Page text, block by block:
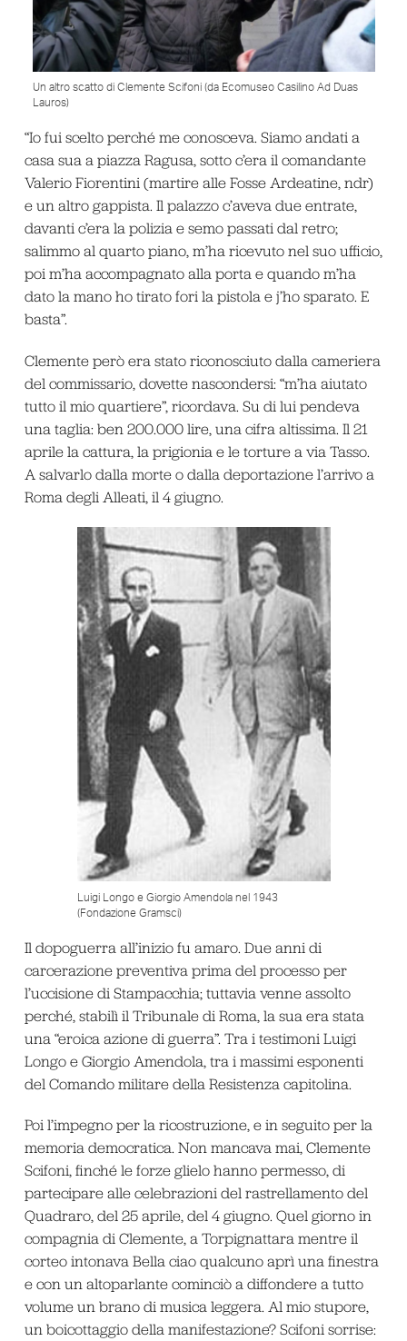
Un altro scatto di Clemente Scifoni (da Ecomuseo Casilino Ad Duas
Lauros)
“Io fui scelto perché me conosceva. Siamo andati a
casa sua a piazza Ragusa, sotto c’era il comandante
Valerio Fiorentini (martire alle Fosse Ardeatine, ndr)
e un altro gappista. Il palazzo c’aveva due entrate,
davanti c’era la polizia e semo passati dal retro;
salimmo al quarto piano, m’ha ricevuto nel suo ufficio,
poi m’ha accompagnato alla porta e quando m’ha
dato la mano ho tirato fori la pistola e j’ho sparato. E
basta”.
Clemente però era stato riconosciuto dalla cameriera
del commissario, dovette nascondersi: “m’ha aiutato
tutto il mio quartiere”, ricordava. Su di lui pendeva
una taglia: ben 200.000 lire, una cifra altissima. Il 21
aprile la cattura, la prigionia e le torture a via Tasso.
A salvarlo dalla morte o dalla deportazione l’arrivo a
Roma degli Alleati, il 4 giugno.
Luigi Longo e Giorgio Amendola nel 1943
(Fondazione Gramsci)
Il dopoguerra all’inizio fu amaro. Due anni di
carcerazione preventiva prima del processo per
l’uccisione di Stampacchia; tuttavia venne assolto
perché, stabilì il Tribunale di Roma, la sua era stata
una “eroica azione di guerra”. Tra i testimoni Luigi
Longo e Giorgio Amendola, tra i massimi esponenti
del Comando militare della Resistenza capitolina.
Poi l’impegno per la ricostruzione, e in seguito per la
memoria democratica. Non mancava mai, Clemente
Scifoni, finché le forze glielo hanno permesso, di
partecipare alle celebrazioni del rastrellamento del
Quadraro, del 25 aprile, del 4 giugno. Quel giorno in
compagnia di Clemente, a Torpignattara mentre il
corteo intonava Bella ciao qualcuno aprì una finestra
e con un altoparlante cominciò a diffondere a tutto
volume un brano di musica leggera. Al mio stupore,
un boicottaggio della manifestazione? Scifoni sorrise: